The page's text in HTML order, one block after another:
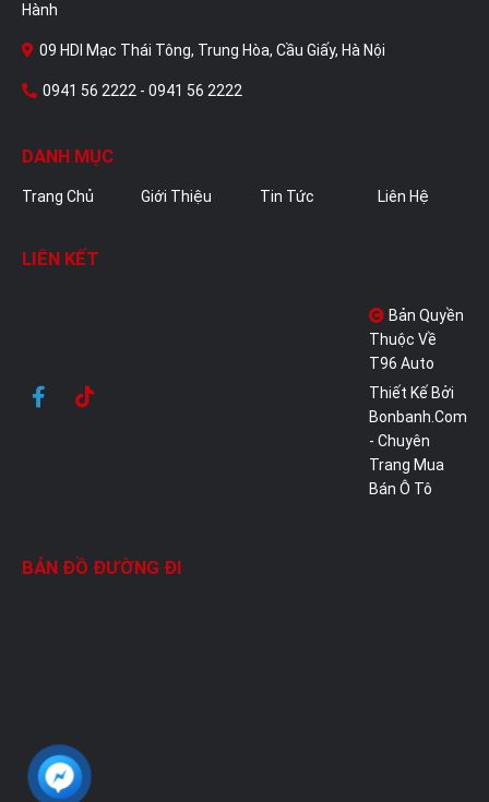
Hành
09 HDI Mạc Thái Tông, Trung Hòa, Cầu Giấy, Hà Nội
0941 56 2222 - 0941 56 2222
DANH MỤC
Trang Chủ Giới Thiệu Tin Tức Liên Hệ
LIÊN KẾT
Bản Quyền
Thuộc Về
T96 Auto
Thiết Kế Bởi
Bonbanh.com
- Chuyên
Trang Mua
Bán Ô Tô
BẢN ĐỒ ĐƯỜNG ĐI